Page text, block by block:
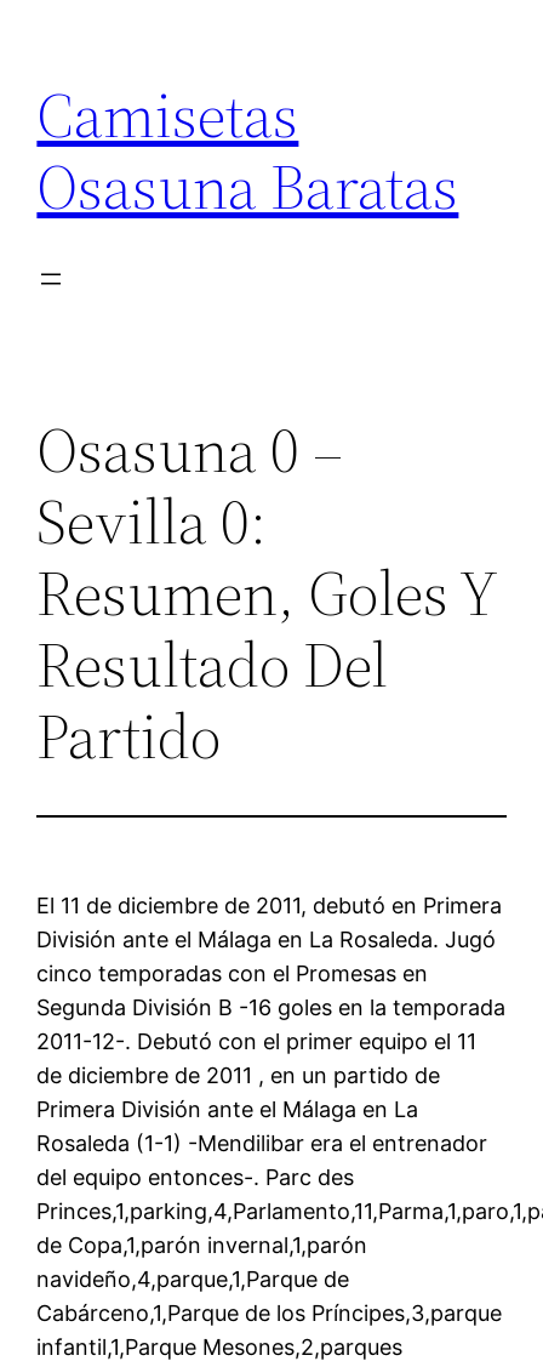
contenido
Camisetas
Osasuna Baratas
Osasuna 0 –
Sevilla 0:
Resumen, Goles Y
Resultado Del
Partido
El 11 de diciembre de 2011, debutó en Primera
División ante el Málaga en La Rosaleda. Jugó
cinco temporadas con el Promesas en
Segunda División B -16 goles en la temporada
2011-12-. Debutó con el primer equipo el 11
de diciembre de 2011 , en un partido de
Primera División ante el Málaga en La
Rosaleda (1-1) -Mendilibar era el entrenador
del equipo entonces-. Parc des
de Copa,1,parón invernal,1,parón
navideño,4,parque,1,Parque de
Cabárceno,1,Parque de los Príncipes,3,parque
infantil,1,Parque Mesones,2,parques